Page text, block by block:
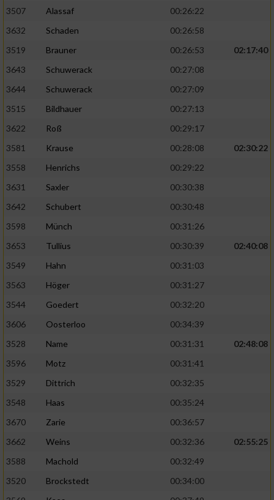
3507
Alassaf
00:26:22
3632
Schaden
00:26:58
3519
Brauner 00:26:53
02:17:40
3643
Schuwerack
00:27:08
3644
Schuwerack
00:27:09
3515
Bildhauer
00:27:13
3622
Roß
00:29:17
3581
Krause 00:28:08
02:30:22
3558
Henrichs
00:29:22
3631
Saxler
00:30:38
3642
Schubert
00:30:48
3598
Münch
00:31:26
3653
Tullius 00:30:39
02:40:08
3549
Hahn
00:31:03
3563
Höger
00:31:27
3544
Goedert
00:32:20
3606
Oosterloo
00:34:39
3528
Name 00:31:31
02:48:08
3596
Motz
00:31:41
3529
Dittrich
00:32:35
3548
Haas
00:35:24
3670
Zarie
00:36:57
3662
Weins 00:32:36
02:55:25
3588
Machold
00:32:49
3520
Brockstedt
00:34:00